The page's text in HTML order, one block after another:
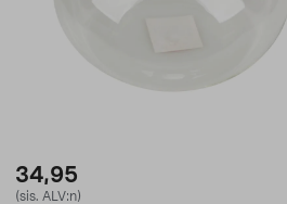
34,95
(sis. ALV:n)